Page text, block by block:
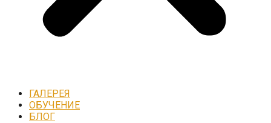
ГАЛЕРЕЯ
ОБУЧЕНИЕ
БЛОГ